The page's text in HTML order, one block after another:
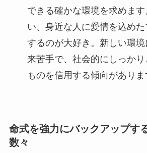
できる確かな環境を求めま
い、身近な人に愛情を込め
するのが大好き。新しい環
来苦手で、社会的にしっか
ものを信用する傾向がありま
命式を強力にバックアップす
数々